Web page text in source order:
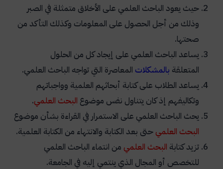
حيث يعود الباحث العلمي على الأخلاق متمثلة في الصبر
وذلك من أجل الحصول على المعلومات وكذلك التأكد من
صحتها.
يساعد الباحث العلمي على إيجاد كل من الحلول
المتعلقة بالمشكلات المعاصرة التي تواجه الباحث العلمي.
يساعد الطلاب على كتابة أبحاثهم العلمية وواجباتهم
وتكاليفهم إذ كان يتناول نفس موضوع البحث العلمي.
يحث الباحث العلمي على الاستمرار في القراءة بشأن موضوع
البحث العلمي حتى بعد الكتابة والانتهاء من الكتابة العلمية.
تزيد كتابة البحث العلمي من انتماء الباحث العلمي
للتخصص أو المجال الذي ينتمي إليه في الجامعة.